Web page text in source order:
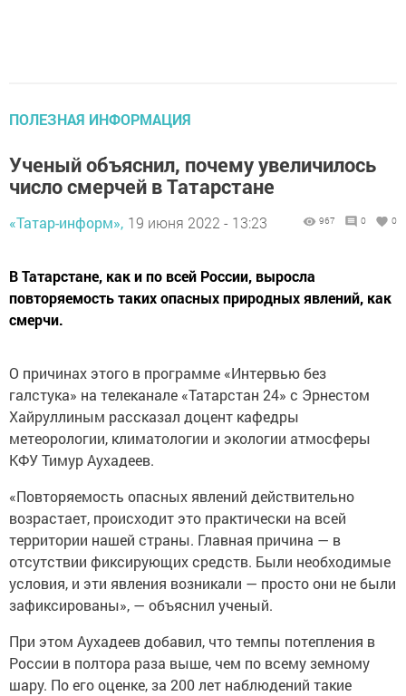
ПОЛЕЗНАЯ ИНФОРМАЦИЯ
Ученый объяснил, почему увеличилось
число смерчей в Татарстане
«Татар-информ», 19 июня 2022 - 13:23 967 0 0
В Татарстане, как и по всей России, выросла
повторяемость таких опасных природных явлений, как
смерчи.
О причинах этого в программе «Интервью без
галстука» на телеканале «Татарстан 24» с Эрнестом
Хайруллиным рассказал доцент кафедры
метеорологии, климатологии и экологии атмосферы
КФУ Тимур Аухадеев.
«Повторяемость опасных явлений действительно
возрастает, происходит это практически на всей
территории нашей страны. Главная причина — в
отсутствии фиксирующих средств. Были необходимые
условия, и эти явления возникали — просто они не были
зафиксированы», — объяснил ученый.
При этом Аухадеев добавил, что темпы потепления в
России в полтора раза выше, чем по всему земному
шару. По его оценке, за 200 лет наблюдений такие